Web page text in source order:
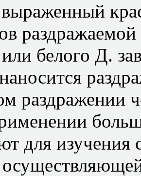
выраженный
белого Д.
раздражении
для изучения